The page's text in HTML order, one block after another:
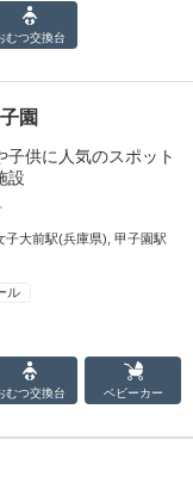
むつ交換台
園
子供に人気のスポット
設
子大前駅(兵庫県) ,甲子園駅
ル
むつ交換台 ベビーカー